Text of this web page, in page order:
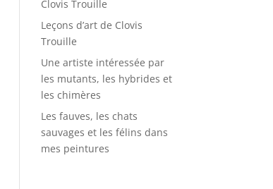
Clovis Trouille
Leçons d’art de Clovis
Trouille
Une artiste intéressée par
les mutants, les hybrides et
les chimères
Les fauves, les chats
sauvages et les félins dans
mes peintures